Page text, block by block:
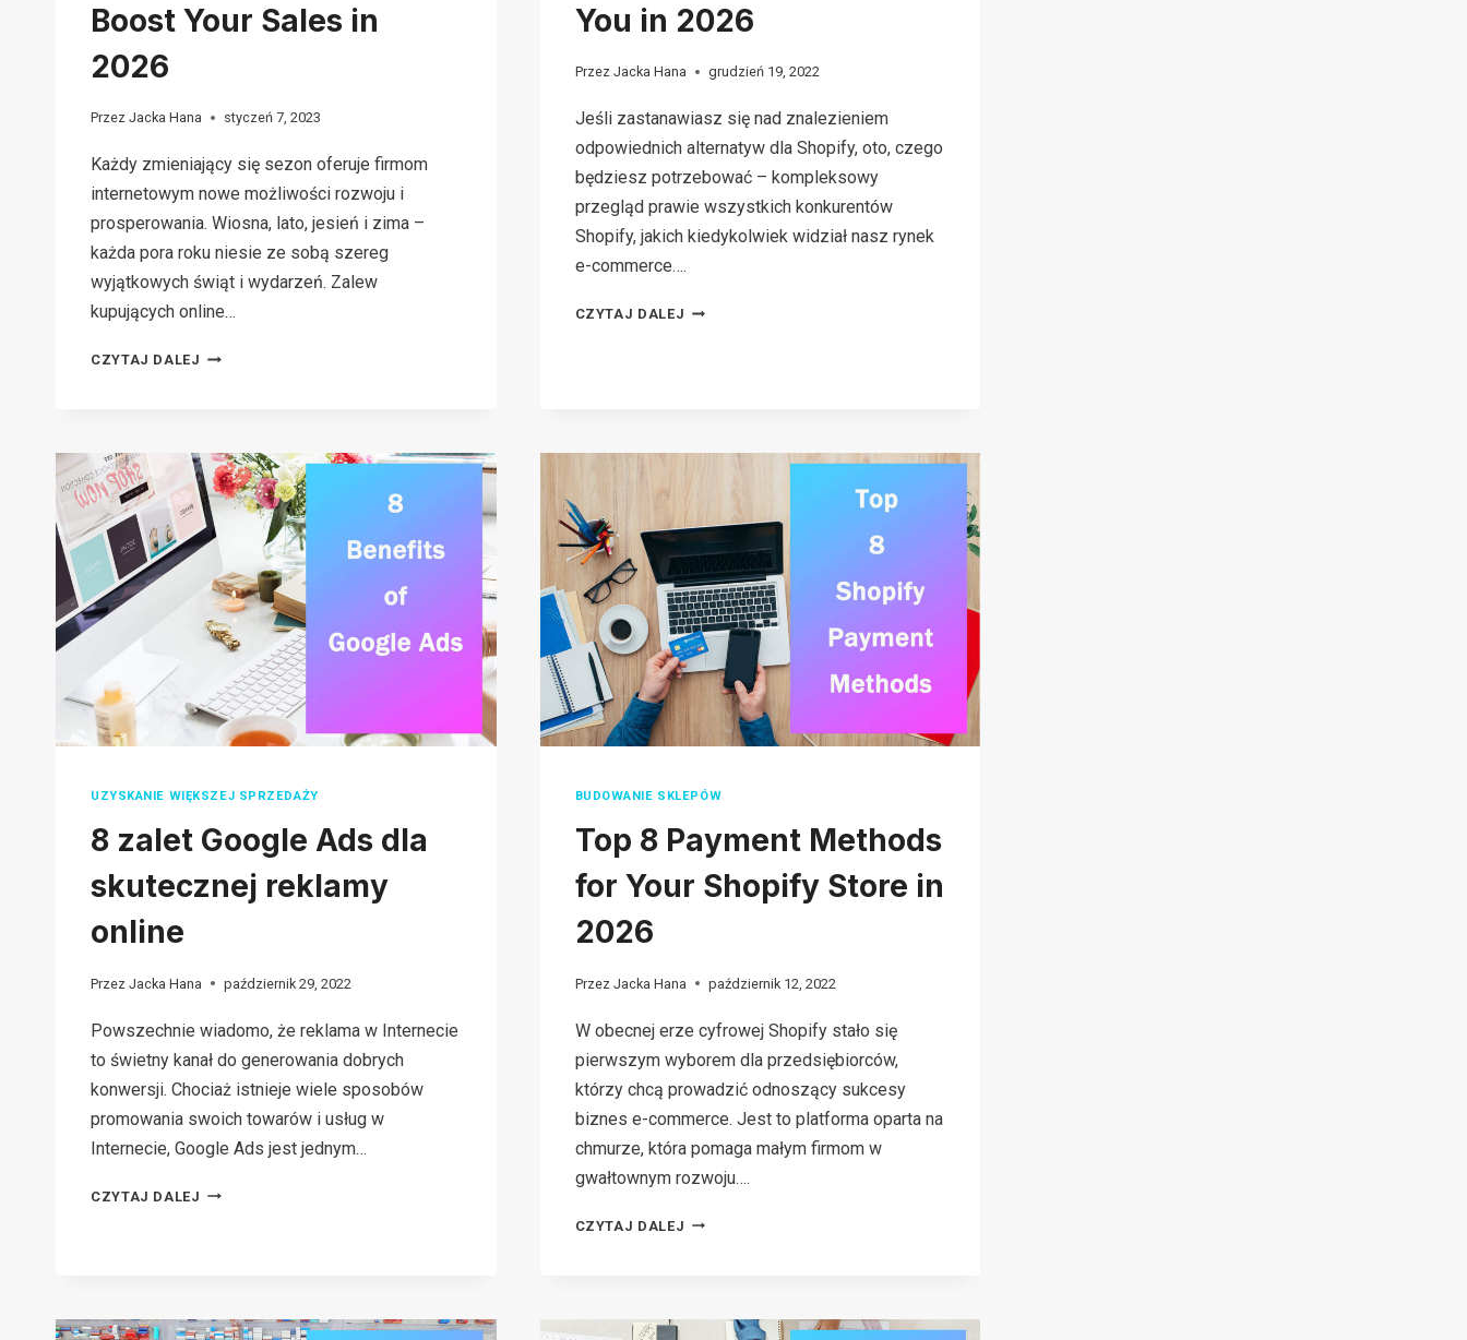
Boost Your Sales in
2026
Przez Jacka Hana styczeń 7, 2023
Każdy zmieniający się sezon oferuje firmom
internetowym nowe możliwości rozwoju i
prosperowania. Wiosna, lato, jesień i zima –
każda pora roku niesie ze sobą szereg
wyjątkowych świąt i wydarzeń. Zalew
kupujących online…
CZYTAJ DALEJ HOW
PRODUCTS
TO
BOOST
SALES
IN
2026
You in 2026
Przez Jacka Hana grudzień 19, 2022
Jeśli zastanawiasz się nad znalezieniem
odpowiednich alternatyw dla Shopify, oto, czego
będziesz potrzebować – kompleksowy
przegląd prawie wszystkich konkurentów
Shopify, jakich kiedykolwiek widział nasz rynek
e-commerce….
CZYTAJ DALEJ SHOPIFY
BEST
YOU
IN
2026
UZYSKANIE WIĘKSZEJ SPRZEDAŻY
8 zalet Google Ads dla
skutecznej reklamy
online
Przez Jacka Hana październik 29, 2022
Powszechnie wiadomo, że reklama w Internecie
to świetny kanał do generowania dobrych
konwersji. Chociaż istnieje wiele sposobów
promowania swoich towarów i usług w
Internecie, Google Ads jest jednym…
CZYTAJ DALEJ 8
BUDOWANIE SKLEPÓW
Top 8 Payment Methods
for Your Shopify Store in
2026
Przez Jacka Hana październik 12, 2022
W obecnej erze cyfrowej Shopify stało się
pierwszym wyborem dla przedsiębiorców,
którzy chcą prowadzić odnoszący sukcesy
biznes e-commerce. Jest to platforma oparta na
chmurze, która pomaga małym firmom w
gwałtownym rozwoju….
CZYTAJ DALEJ TOP 8